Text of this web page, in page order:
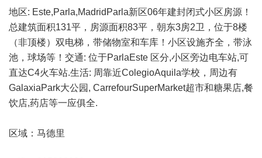
地区: Este,Parla,MadridParla新区06年建封闭式小区房源！
总建筑面积131平，房源面积83平，朝东3房2卫，位于8楼
（非顶楼）双电梯，带储物室和车库！小区设施齐全，带泳
池，球场等！交通: 位于ParlaEste 区分,小区旁边电车站,可
直达C4火车站.生活: 周靠近ColegioAquila学校，周边有
GalaxiaPark大公园, CarrefourSuperMarket超市和糖果店,餐
饮店,药店等一应俱全.
区域： 马德里